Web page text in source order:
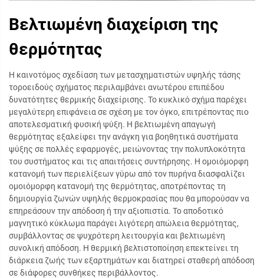
Βελτιωμένη διαχείριση της
θερμότητας
Η καινοτόμος σχεδίαση των μετασχηματιστών υψηλής τάσης
τοροειδούς σχήματος περιλαμβάνει ανωτέρου επιπέδου
δυνατότητες θερμικής διαχείρισης. Το κυκλικό σχήμα παρέχει
μεγαλύτερη επιφάνεια σε σχέση με τον όγκο, επιτρέποντας πιο
αποτελεσματική φυσική ψύξη. Η βελτιωμένη απαγωγή
θερμότητας εξαλείφει την ανάγκη για βοηθητικά συστήματα
ψύξης σε πολλές εφαρμογές, μειώνοντας την πολυπλοκότητα
του συστήματος και τις απαιτήσεις συντήρησης. Η ομοιόμορφη
κατανομή των περιελίξεων γύρω από τον πυρήνα διασφαλίζει
ομοιόμορφη κατανομή της θερμότητας, αποτρέποντας τη
δημιουργία ζωνών υψηλής θερμοκρασίας που θα μπορούσαν να
επηρεάσουν την απόδοση ή την αξιοπιστία. Το αποδοτικό
μαγνητικό κύκλωμα παράγει λιγότερη απώλεια θερμότητας,
συμβάλλοντας σε ψυχρότερη λειτουργία και βελτιωμένη
συνολική απόδοση. Η θερμική βελτιστοποίηση επεκτείνει τη
διάρκεια ζωής των εξαρτημάτων και διατηρεί σταθερή απόδοση
σε διάφορες συνθήκες περιβάλλοντος.